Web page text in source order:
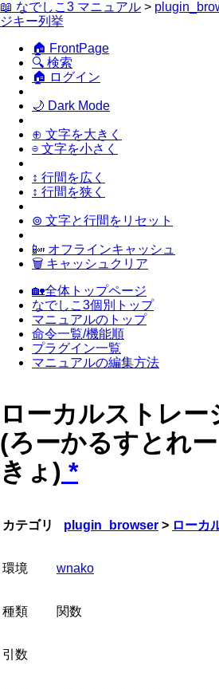
📖 なでしこ3 マニュアル >
ジキー列挙
🏠 FrontPage
🔍 検索
🏠 ログイン
🌙 Dark Mode
⊕ 文字を大きく
⊖ 文字を小さく
↕ 行間を広く
↕ 行間を狭く
⊚ 文字と行間をリセット
📴 オフラインキャッシュ
🗑 キャッシュクリア
🏡全体トップページ
なでしこ3個別トップ
マニュアルのトップ
命令一覧/機能順
プラグイン一覧
マニュアルの編集方法
ローカルストレー
(ろーかるすとれ
きょ) *
カテゴリ plugin_browser > ローカ
環境 wnako
種類 関数
引数